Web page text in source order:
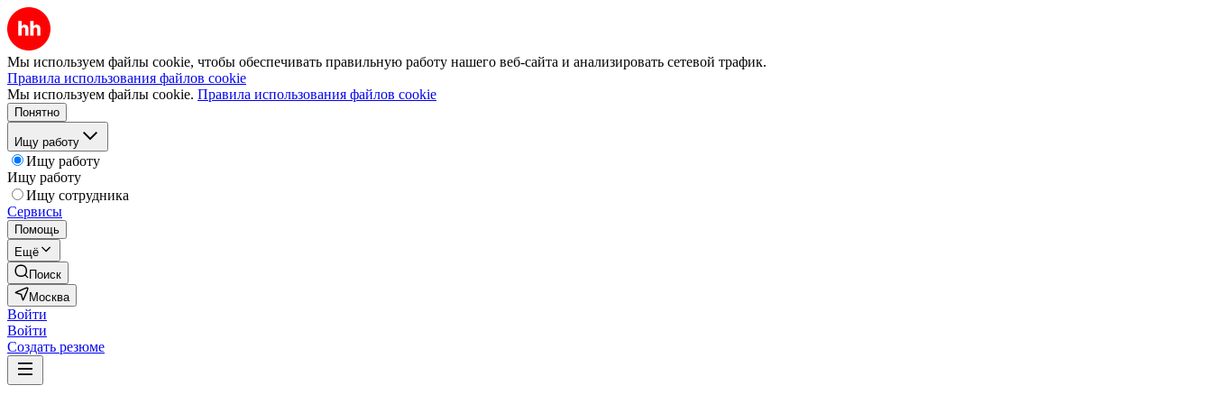
Мы используем файлы cookie, чтобы обеспечивать правильную работу нашего веб-сайта и анализировать сетевой трафик.
Правила использования файлов cookie
Мы используем файлы cookie. Правила использования файлов cookie
Понятно
Ищу работу
Ищу работу
Ищу работу
Ищу сотрудника
Сервисы
Помощь
Ещё
Поиск
Москва
Войти
Войти
Создать резюме